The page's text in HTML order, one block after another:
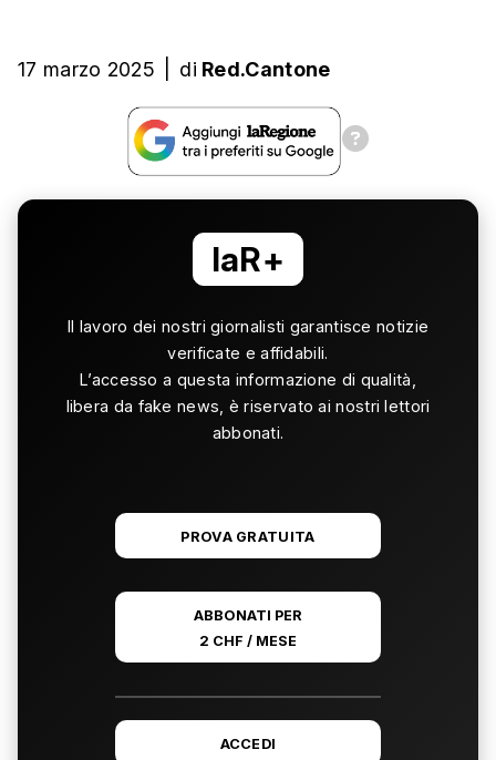
17 marzo 2025 di Red.Cantone
laR+
Il lavoro dei nostri giornalisti garantisce notizie
verificate e affidabili.
L’accesso a questa informazione di qualità,
libera da fake news, è riservato ai nostri lettori
abbonati.
PROVA GRATUITA
ABBONATI PER
2 CHF / MESE
ACCEDI